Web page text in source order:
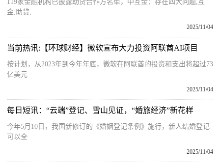
119家金融机构已披露助贷合作方名单，中互金：存在四大问题,互
金,助贷,
2025/11/04
当前热讯:【环球财经】微软宣布大力投资阿联酋AI项目
按计划，从2023年到今年年底，微软在阿联酋的投资和支出将超过73
亿美元
2025/11/04
每日短讯：“云端”登记、雪山见证，“婚旅经济”新花样
今年5月10日，我国新修订的《婚姻登记条例》施行，新人结婚登记
可以全
2025/11/04